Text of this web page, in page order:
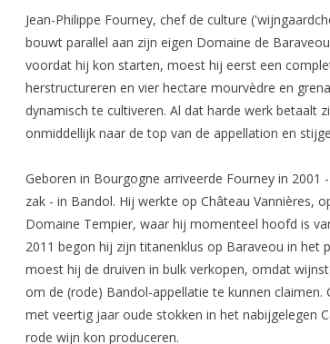
Jean-Philippe Fourney, chef de culture
bouwt parallel aan zijn eigen Domaine de
voordat hij kon starten, moest hij eerst een
herstructureren en vier hectare mourvèdre en
dynamisch te cultiveren. Al dat harde werk betaalt
onmiddellijk naar de top van de appellation en
Geboren in Bourgogne arriveerde Fourney in
zak - in Bandol. Hij werkte op Château Vannières,
Domaine Tempier, waar hij momenteel hoofd is
2011 begon hij zijn titanenklus op Baraveou in het
moest hij de druiven in bulk verkopen, omdat
om de (rode) Bandol-appellatie te kunnen
met veertig jaar oude stokken in het nabijgelegen
rode wijn kon produceren.